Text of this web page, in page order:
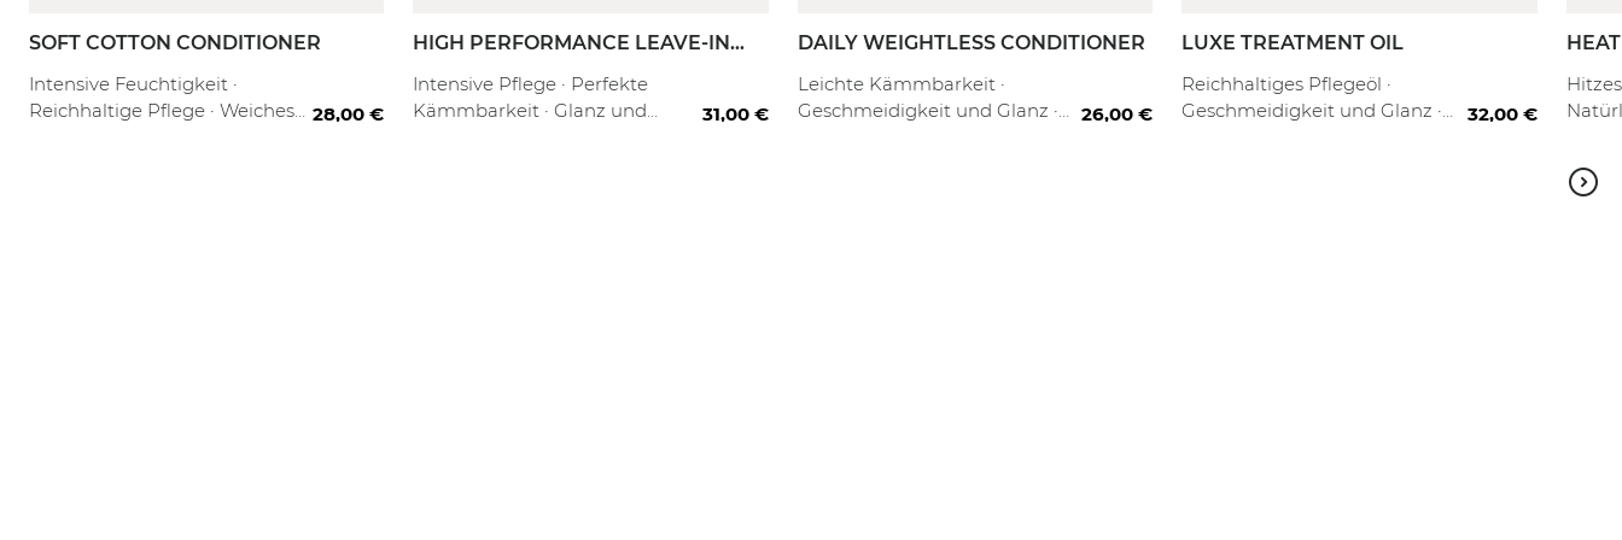
SOFT COTTON CONDITIONER
Intensive Feuchtigkeit ·
Reichhaltige Pflege · Weiches
28,00 €
HIGH PERFORMANCE LEAVE-IN
Intensive Pflege · Perfekte
Kämmbarkeit · Glanz und
31,00 €
DAILY WEIGHTLESS CONDITIONER
Leichte Kämmbarkeit ·
Geschmeidigkeit und Glanz ·
26,00 €
LUXE TREATMENT OIL
Reichhaltiges Pflegeöl ·
Geschmeidigkeit und Glanz ·
32,00 €